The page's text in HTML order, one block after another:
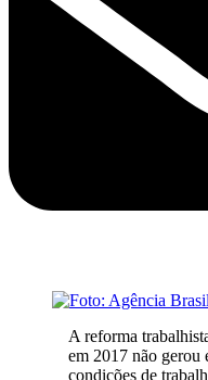
A reforma
em 2017 não gerou
condições de